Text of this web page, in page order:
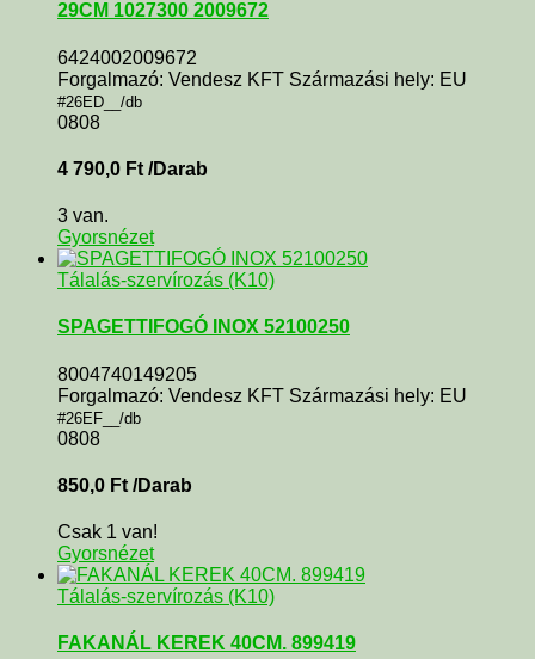
29CM 1027300 2009672
6424002009672
Forgalmazó: Vendesz KFT Származási hely: EU
#26ED__/db
0808
4 790,0 Ft /Darab
3 van.
Gyorsnézet
Tálalás-szervírozás (K10)
SPAGETTIFOGÓ INOX 52100250
8004740149205
Forgalmazó: Vendesz KFT Származási hely: EU
#26EF__/db
0808
850,0 Ft /Darab
Csak 1 van!
Gyorsnézet
Tálalás-szervírozás (K10)
FAKANÁL KEREK 40CM. 899419